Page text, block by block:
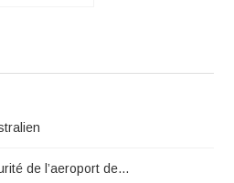
de l’aeroport de…